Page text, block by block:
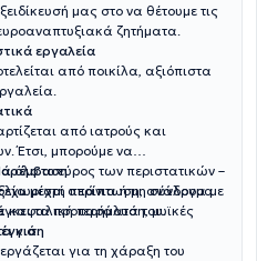
μας στο να θέτουμε τις
ζητήματα.
εργαλεία
από ποικίλα, αξιόπιστα
από ιατρούς και
Έτσι, μπορούμε να
όλο το εύρος των περιστατικών –
μέχρι σπάνια ή μη σύνδρομα
παράλυση, μυϊκές
κ.ά.
περίπτωση, ανάλογα με
και τα προτερήματά του.
για τη χάραξη του